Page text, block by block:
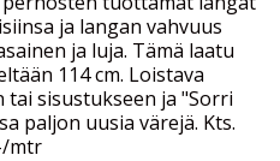
ja langan vahvuus
ja luja. Tämä laatu
114 cm. Loistava
sisustukseen ja "Sorri
paljon uusia värejä. Kts.
mtr